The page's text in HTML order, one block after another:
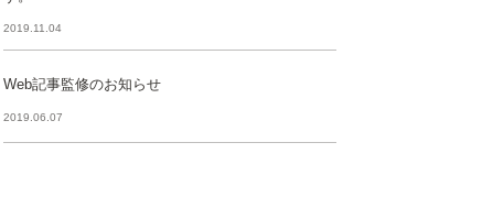
2019.11.04
Web記事監修のお知らせ
2019.06.07